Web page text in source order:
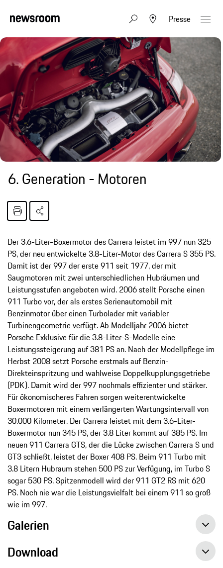
Presse
6. Generation - Motoren
Der 3.6-Liter-Boxermotor des Carrera leistet im 997 nun 325
PS, der neu entwickelte 3.8-Liter-Motor des Carrera S 355 PS.
Damit ist der 997 der erste 911 seit 1977, der mit
Saugmotoren mit zwei unterschiedlichen Hubräumen und
Leistungsstufen angeboten wird. 2006 stellt Porsche einen
911 Turbo vor, der als erstes Serienautomobil mit
Benzinmotor über einen Turbolader mit variabler
Turbinengeometrie verfügt. Ab Modelljahr 2006 bietet
Porsche Exklusive für die 3.8-Liter-S-Modelle eine
Leistungssteigerung auf 381 PS an. Nach der Modellpflege im
Herbst 2008 setzt Porsche erstmals auf Benzin-
Direkteinspritzung und wahlweise Doppelkupplungsgetriebe
(PDK). Damit wird der 997 nochmals effizienter und stärker.
Für ökonomischeres Fahren sorgen weiterentwickelte
Boxermotoren mit einem verlängerten Wartungsintervall von
30.000 Kilometer. Der Carrera leistet mit dem 3.6-Liter-
Boxermotor nun 345 PS, der 3.8 Liter kommt auf 385 PS. Im
neuen 911 Carrera GTS, der die Lücke zwischen Carrera S und
GT3 schließt, leistet der Boxer 408 PS. Beim 911 Turbo mit
3.8 Litern Hubraum stehen 500 PS zur Verfügung, im Turbo S
sogar 530 PS. Spitzenmodell wird der 911 GT2 RS mit 620
PS. Noch nie war die Leistungsvielfalt bei einem 911 so groß
wie im 997.
Galerien
Download